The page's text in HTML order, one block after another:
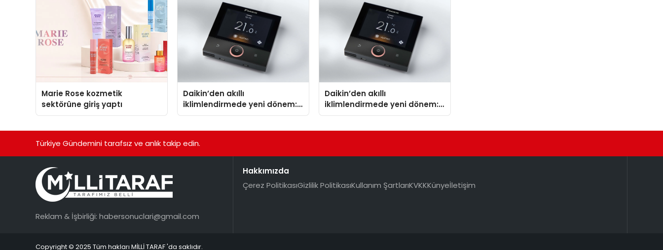
Marie Rose kozmetik
sektörüne giriş yaptı
Daikin’den akıllı
iklimlendirmede yeni dönem:
Madoka Plus Türkiye’de
Daikin’den akıllı
iklimlendirmede yeni dönem:
Madoka Plus Türkiye’de
Türkiye Gündemini tarafsız ve anlık takip edin.
Reklam & İşbirliği: habersonuclari@gmail.com
Hakkımızda
Çerez PolitikasıGizlilik PolitikasıKullanım ŞartlarıKVKKKünyeİletişim
Copyright © 2025 Tüm hakları MİLLİ TARAF 'da saklıdır.